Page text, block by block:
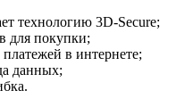
технологию 3D-Secure;
для покупки;
в интернете;
данных;